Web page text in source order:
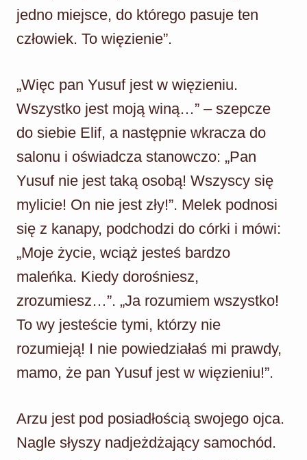
jedno miejsce, do którego pasuje ten
człowiek. To więzienie”.
„Więc pan Yusuf jest w więzieniu.
Wszystko jest moją winą…” – szepcze
do siebie Elif, a następnie wkracza do
salonu i oświadcza stanowczo: „Pan
Yusuf nie jest taką osobą! Wszyscy się
mylicie! On nie jest zły!”. Melek podnosi
się z kanapy, podchodzi do córki i mówi:
„Moje życie, wciąż jesteś bardzo
maleńka. Kiedy dorośniesz,
zrozumiesz…”. „Ja rozumiem wszystko!
To wy jesteście tymi, którzy nie
rozumieją! I nie powiedziałaś mi prawdy,
mamo, że pan Yusuf jest w więzieniu!”.
Arzu jest pod posiadłością swojego ojca.
Nagle słyszy nadjeżdżający samochód.